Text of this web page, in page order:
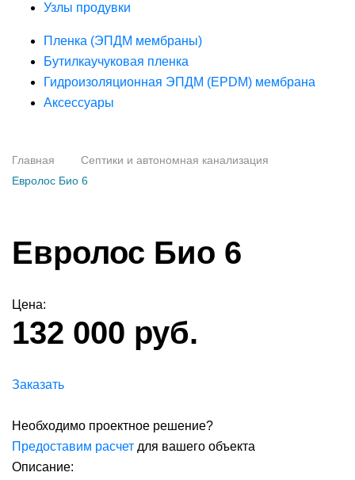
Узлы продувки
Пленка (ЭПДМ мембраны)
Бутилкаучуковая пленка
Гидроизоляционная ЭПДМ (EPDM) мембрана
Аксессуары
Главная
Септики и автономная канализация
Евролос Био 6
Евролос Био 6
Цена:
132 000 руб.
Заказать
Необходимо проектное решение?
Предоставим расчет для вашего объекта
Описание: